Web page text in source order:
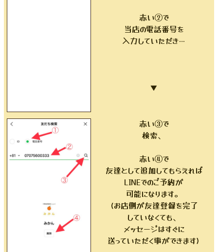
赤い②で
当店の電話番号を
入力していただき…
▼
赤い③で
検索、
赤い④で
友達として追加してもらえれば
LINEでのご予約が
可能になります。
(お店側が友達登録を完了
していなくても、
メッセージはすぐに
送っていただく事ができます)